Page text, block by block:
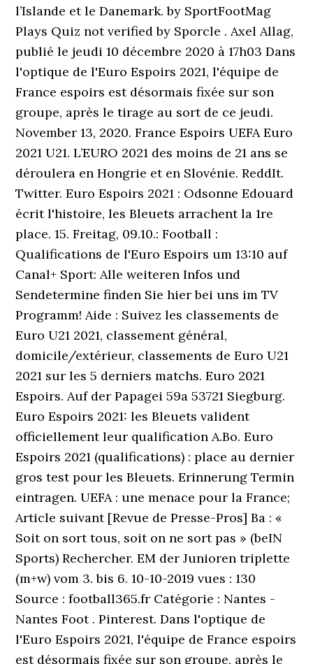
l’Islande et le Danemark. by SportFootMag
Plays Quiz not verified by Sporcle . Axel Allag,
publié le jeudi 10 décembre 2020 à 17h03 Dans
l'optique de l'Euro Espoirs 2021, l'équipe de
France espoirs est désormais fixée sur son
groupe, après le tirage au sort de ce jeudi.
November 13, 2020. France Espoirs UEFA Euro
2021 U21. L’EURO 2021 des moins de 21 ans se
déroulera en Hongrie et en Slovénie. ReddIt.
Twitter. Euro Espoirs 2021 : Odsonne Edouard
écrit l'histoire, les Bleuets arrachent la 1re
place. 15. Freitag, 09.10.: Football :
Qualifications de l'Euro Espoirs um 13:10 auf
Canal+ Sport: Alle weiteren Infos und
Sendetermine finden Sie hier bei uns im TV
Programm! Aide : Suivez les classements de
Euro U21 2021, classement général,
domicile/extérieur, classements de Euro U21
2021 sur les 5 derniers matchs. Euro 2021
Espoirs. Auf der Papagei 59a 53721 Siegburg.
Euro Espoirs 2021: les Bleuets valident
officiellement leur qualification A.Bo. Euro
Espoirs 2021 (qualifications) : place au dernier
gros test pour les Bleuets. Erinnerung Termin
eintragen. UEFA : une menace pour la France;
Article suivant [Revue de Presse-Pros] Ba : «
Soit on sort tous, soit on ne sort pas » (beIN
Sports) Rechercher. EM der Junioren triplette
(m+w) vom 3. bis 6. 10-10-2019 vues : 130
Source : football365.fr Catégorie : Nantes -
Nantes Foot . Pinterest. Dans l'optique de
l'Euro Espoirs 2021, l'équipe de France espoirs
est désormais fixée sur son groupe, après le